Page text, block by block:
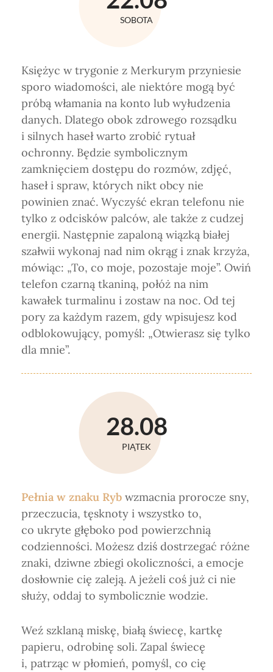
SOBOTA
Księżyc w trygonie z Merkurym przyniesie
sporo wiadomości, ale niektóre mogą być
próbą włamania na konto lub wyłudzenia
danych. Dlatego obok zdrowego rozsądku
i silnych haseł warto zrobić rytuał
ochronny. Będzie symbolicznym
zamknięciem dostępu do rozmów, zdjęć,
haseł i spraw, których nikt obcy nie
powinien znać. Wyczyść ekran telefonu nie
tylko z odcisków palców, ale także z cudzej
energii. Następnie zapaloną wiązką białej
szałwii wykonaj nad nim okrąg i znak krzyża,
mówiąc: „To, co moje, pozostaje moje”. Owiń
telefon czarną tkaniną, połóż na nim
kawałek turmalinu i zostaw na noc. Od tej
pory za każdym razem, gdy wpisujesz kod
odblokowujący, pomyśl: „Otwierasz się tylko
dla mnie”.
28.08
PIĄTEK
Pełnia w znaku Ryb wzmacnia prorocze sny,
przeczucia, tęsknoty i wszystko to,
co ukryte głęboko pod powierzchnią
codzienności. Możesz dziś dostrzegać różne
znaki, dziwne zbiegi okoliczności, a emocje
dosłownie cię zaleją. A jeżeli coś już ci nie
służy, oddaj to symbolicznie wodzie.
Weź szklaną miskę, białą świecę, kartkę
papieru, odrobinę soli. Zapal świecę
i, patrząc w płomień, pomyśl, co cię